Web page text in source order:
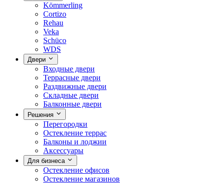
Kömmerling
Cortizo
Rehau
Veka
Schüco
WDS
Двери
Входные двери
Террасные двери
Раздвижные двери
Складные двери
Балконные двери
Решения
Перегородки
Остекление террас
Балконы и лоджии
Аксессуары
Для бизнеса
Остекление офисов
Остекление магазинов